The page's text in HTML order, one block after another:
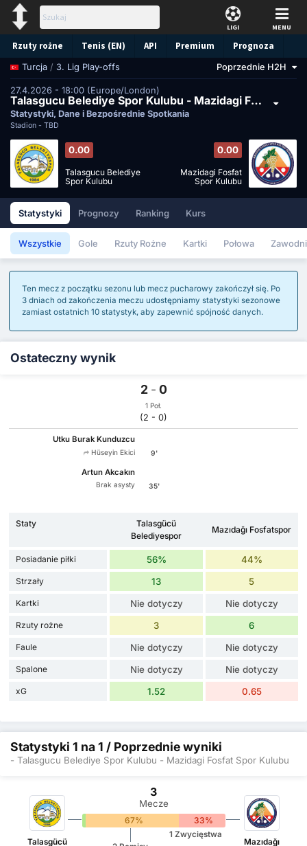
LIGI MENU
Rzuty rożne Tenis (EN) API Premium Prognoza
Turcja / 3. Lig Play-offs Poprzednie H2H
27.4.2026 - 18:00 (Europe/London)
Talasgucu Belediye Spor Kulubu - Mazidagi Fosfat Spor Kulubu
Statystyki, Dane i Bezpośrednie Spotkania
Stadion - TBD
0.00
Talasgucu Belediye
Spor Kulubu
0.00
Mazidagi Fosfat
Spor Kulubu
Statystyki Prognozy Ranking Kurs
Wszystkie Gole Rzuty Rożne Kartki Połowa
Ten mecz z początku sezonu lub mecz pucharowy zakończył się. Po
3 dniach od zakończenia meczu udostępniamy statystyki sezonowe
zamiast ostatnich 10 statystyk, aby zapewnić spójność danych.
Ostateczny wynik
2 - 0
1 Poł.
(2 - 0)
Utku Burak Kunduzcu
Hüseyin Ekici 9'
Artun Akcakın
Brak asysty 35'
Staty
Talasgücü
Belediyespor
Mazıdağı Fosfatspor
Posiadanie piłki 56% 44%
Strzały 13 5
Kartki Nie dotyczy Nie dotyczy
Rzuty rożne 3 6
Faule Nie dotyczy Nie dotyczy
Spalone Nie dotyczy Nie dotyczy
xG 1.52 0.65
Statystyki 1 na 1 / Poprzednie wyniki
- Talasgucu Belediye Spor Kulubu - Mazidagi Fosfat Spor Kulubu
Talasgücü
3
Mecze
67% 33%
1 Zwycięstwa
Mazıdağı